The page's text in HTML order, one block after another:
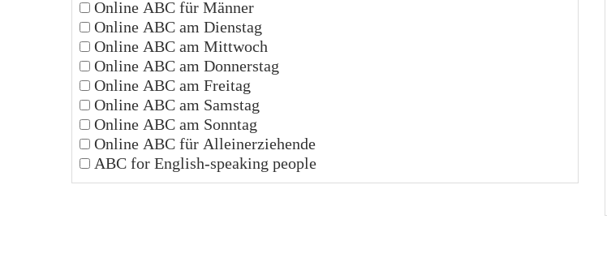
Online ABC für Männer
Online ABC am Dienstag
Online ABC am Mittwoch
Online ABC am Donnerstag
Online ABC am Freitag
Online ABC am Samstag
Online ABC am Sonntag
Online ABC für Alleinerziehende
ABC for English-speaking people